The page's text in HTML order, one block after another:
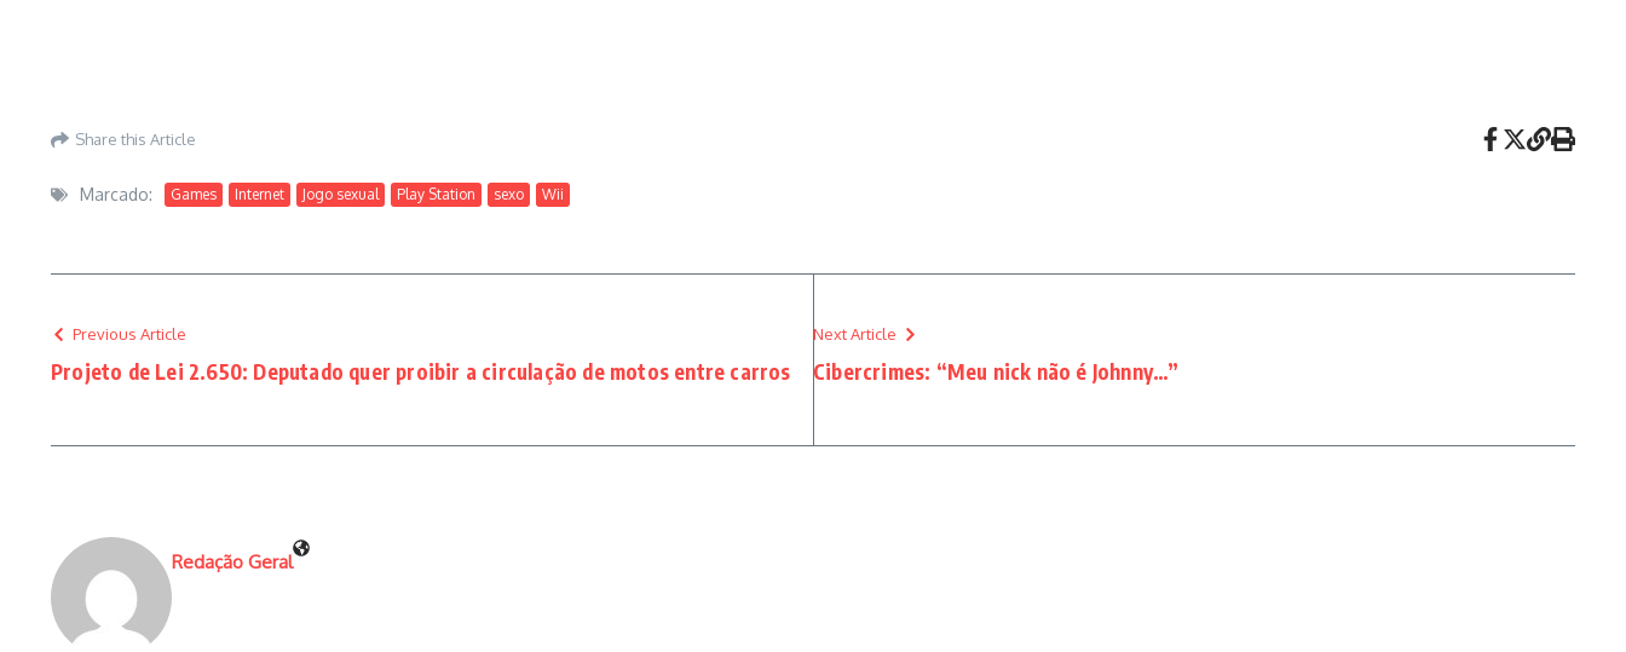
Share this Article
Marcado: Games Internet Jogo sexual Play Station sexo Wii
Previous Article
Projeto de Lei 2.650: Deputado quer proibir a circulação de motos entre carros
Next Article
Cibercrimes: “Meu nick não é Johnny…”
Redação Geral